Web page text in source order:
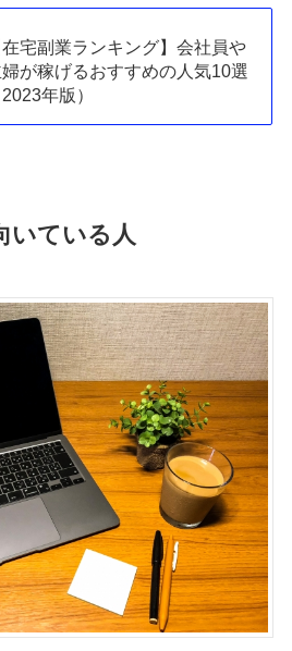
在宅副業ランキング】会社員や
が稼げるおすすめの人気10選
2023年版）
いている人